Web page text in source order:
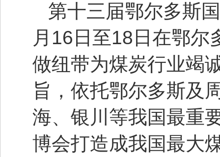
第十三届鄂尔多斯
月16日至18日在鄂尔
做纽带为煤炭行业竭
旨，依托鄂尔多斯及
海、银川等我国最重
博会打造成我国最大